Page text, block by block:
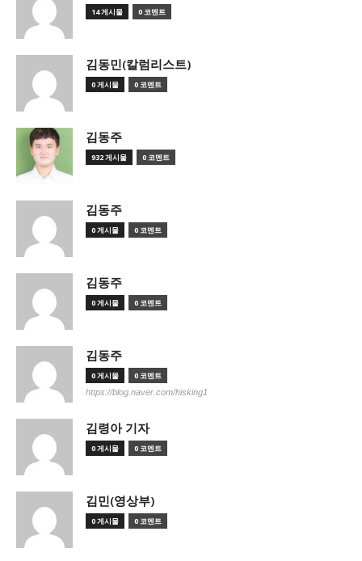
14 게시물 0 코멘트
김동민(칼럼리스트)
0 게시물 0 코멘트
김동주
932 게시물 0 코멘트
김동주
0 게시물 0 코멘트
김동주
0 게시물 0 코멘트
김동주
0 게시물 0 코멘트
https://blog.naver.com/hisking1
김령아 기자
0 게시물 0 코멘트
김민(영상부)
0 게시물 0 코멘트